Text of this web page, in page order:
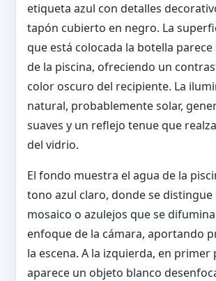
etiqueta azul con detalles
tapón cubierto en negro. La
que está colocada la botella
de la piscina, ofreciendo un
color oscuro del recipiente. La
natural, probablemente solar,
suaves y un reflejo tenue que
del vidrio.
El fondo muestra el agua de la
tono azul claro, donde se
mosaico o azulejos que se
enfoque de la cámara, aportando
la escena. A la izquierda, en primer
aparece un objeto blanco